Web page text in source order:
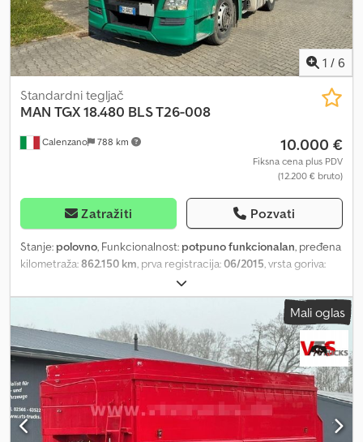
1 / 6
Calenzano 788 km
Standardni tegljač
MAN TGX 18.480 BLS T26-008
10.000 €
Fiksna cena plus PDV
(12.200 € bruto)
Zatražiti Pozvati
Stanje: polovno, Funkcionalnost: potpuno funkcionalan, pređena
kilometraža:862.150 km, prva registracija:06/2015, vrsta goriva:
, Vučni kamion, XLX kabina, automatski menjač, retarder,
frižider Djdeyxbztspfx Amxowa
Mali oglas